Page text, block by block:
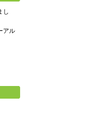
し
アル